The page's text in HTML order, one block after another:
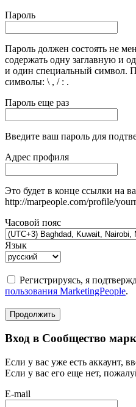
Пароль
Пароль должен состоять не
содержать одну заглавную и
и один специальный символ.
символы: \ , / : .
Пароль еще раз
Введите ваш пароль для
Адрес профиля
Это будет в конце ссылки на
http://marpeople.com/profile/
Часовой пояс
Язык
Регистрируясь, я
пользования MarketingPeople.
Продолжить
Вход в Сообщество
Если у вас уже есть аккаунт,
Если у вас его еще нет,
E-mail